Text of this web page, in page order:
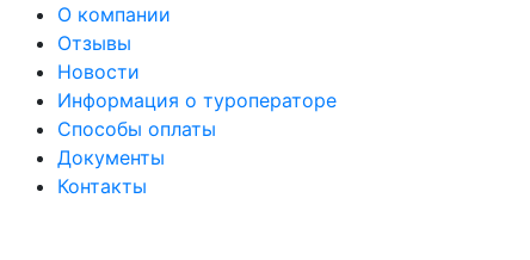
О компании
Отзывы
Новости
Информация о туроператоре
Способы оплаты
Документы
Контакты